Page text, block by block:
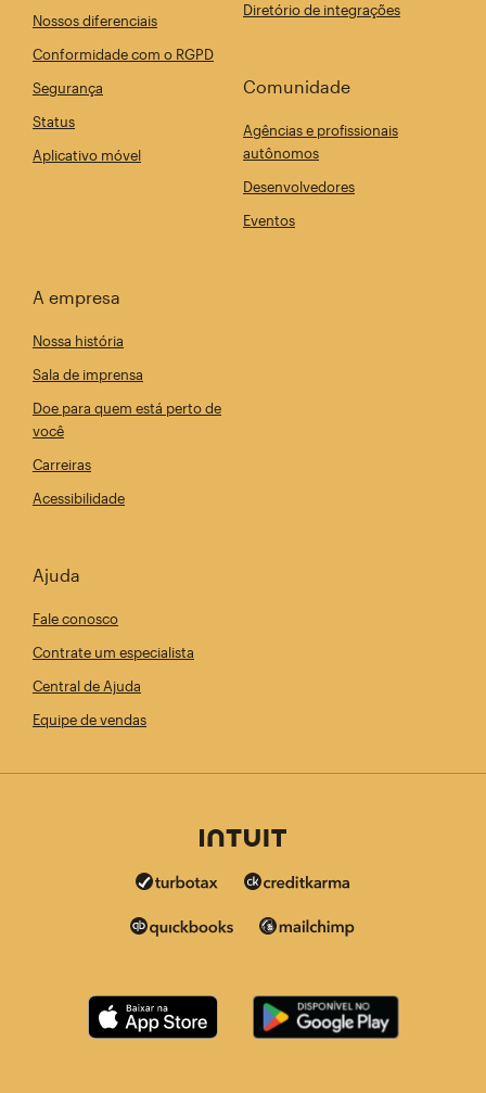
Nossos diferenciais
Conformidade com o RGPD
Segurança
Status
Aplicativo móvel
Diretório de integrações
Comunidade
Agências e profissionais
autônomos
Desenvolvedores
Eventos
A empresa
Nossa história
Sala de imprensa
Doe para quem está perto de
você
Carreiras
Acessibilidade
Ajuda
Fale conosco
Contrate um especialista
Central de Ajuda
Equipe de vendas